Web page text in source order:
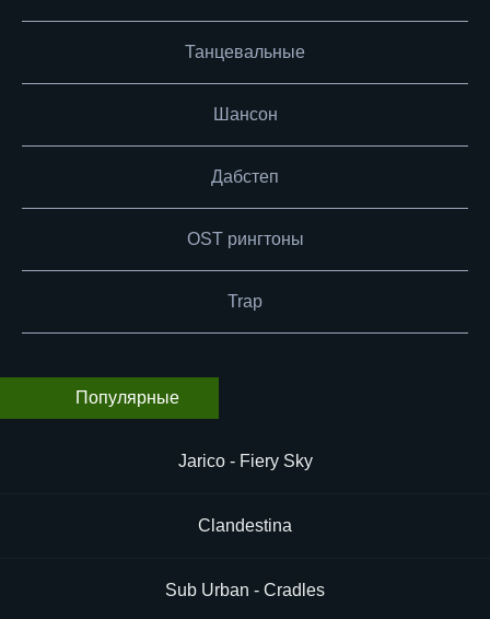
Танцевальные
Шансон
Дабстеп
OST рингтоны
Trap
Популярные
Jarico - Fiery Sky
Clandestina
Sub Urban - Cradles